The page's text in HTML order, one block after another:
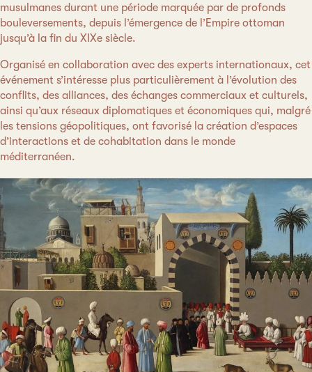
musulmanes durant une période marquée par de profonds
bouleversements, depuis l’émergence de l’Empire ottoman
jusqu’à la fin du XIXe siècle.
Organisé en collaboration avec des experts internationaux, cet
événement s’intéresse plus particulièrement à l’évolution des
conflits, des alliances, des échanges commerciaux et culturels,
ainsi qu’aux réseaux diplomatiques et économiques qui, malgré
les tensions géopolitiques, ont favorisé la création d’espaces
d’interactions et de cohabitation dans le monde
méditerranéen.